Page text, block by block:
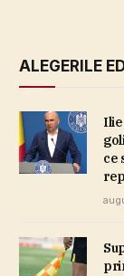
ALEGERILE
Ilie
ce